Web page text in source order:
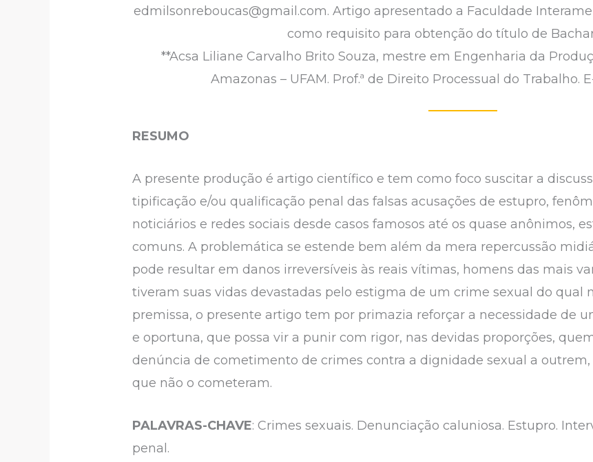
edmilsonreboucas@gmail.com. Artigo apresentado a Faculdade
como requisito para obtenção do título de
**Acsa Liliane Carvalho Brito Souza, mestre em Engenharia da
Amazonas – UFAM. Prof.ª de Direito Processual do Trabalho.
RESUMO
A presente produção é artigo científico e tem como foco suscitar a
tipificação e/ou qualificação penal das falsas acusações de estupro,
noticiários e redes sociais desde casos famosos até os quase anônimos,
comuns. A problemática se estende bem além da mera repercussão
pode resultar em danos irreversíveis às reais vítimas, homens das mais
tiveram suas vidas devastadas pelo estigma de um crime sexual do qual
premissa, o presente artigo tem por primazia reforçar a necessidade de
e oportuna, que possa vir a punir com rigor, nas devidas proporções,
denúncia de cometimento de crimes contra a dignidade sexual a
que não o cometeram.
PALAVRAS-CHAVE: Crimes sexuais. Denunciação caluniosa. Estupro.
penal.